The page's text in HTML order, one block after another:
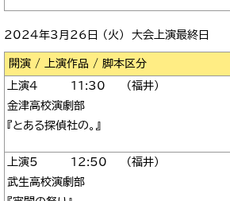
2024年3月26日 （火） 大会上演最終日
区分
4
11:30
福井
金津高校演劇部
『とある探偵社の。』
5 12:50
福井
武生高校演劇部